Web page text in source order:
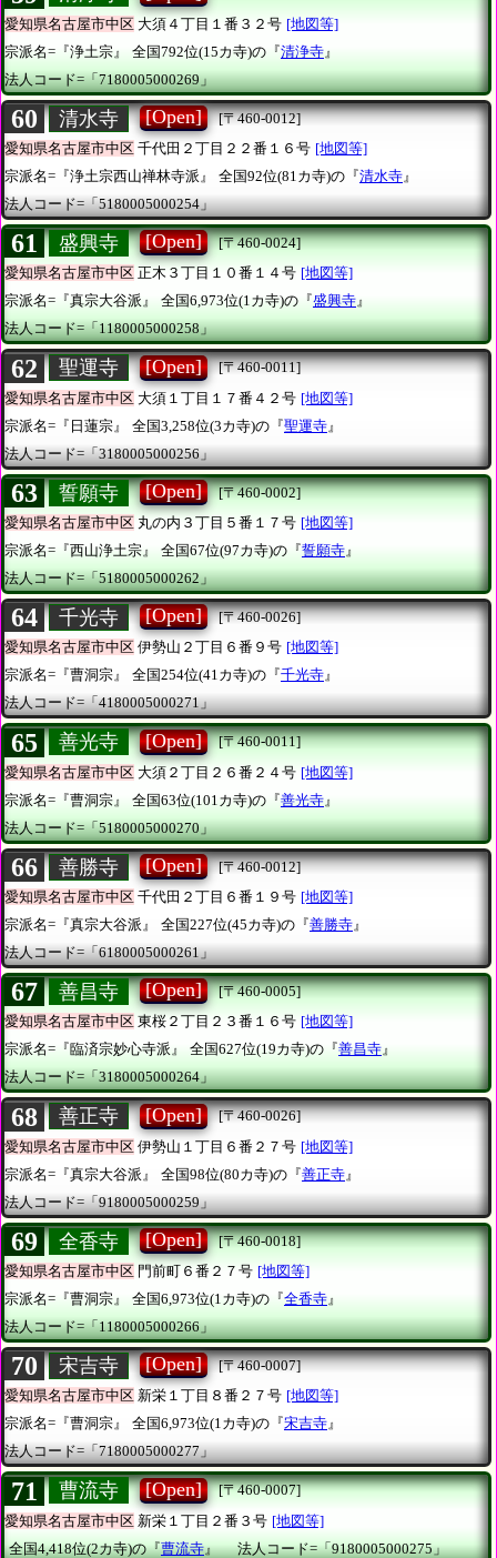
愛知県名古屋市中区 大須４丁目１番３２号 [地図等]
宗派名=『浄土宗』
全国792位(15カ寺)の『清浄寺 』
法人コード=「7180005000269」
60 清水寺 [Open]
[〒460-0012]
愛知県名古屋市中区 千代田２丁目２２番１６号 [地図等]
宗派名=『浄土宗西山禅林寺派』
全国92位(81カ寺)の『清水寺』
法人コード=「5180005000254」
61 盛興寺 [Open]
[〒460-0024]
愛知県名古屋市中区 正木３丁目１０番１４号 [地図等]
宗派名=『真宗大谷派』
全国6,973位(1カ寺)の『盛興寺』
法人コード=「1180005000258」
62 聖運寺 [Open]
[〒460-0011]
愛知県名古屋市中区 大須１丁目１７番４２号 [地図等]
宗派名=『日蓮宗』
全国3,258位(3カ寺)の『聖運寺 』
法人コード=「3180005000256」
63 誓願寺 [Open]
[〒460-0002]
愛知県名古屋市中区 丸の内３丁目５番１７号 [地図等]
宗派名=『西山浄土宗』
全国67位(97カ寺)の『誓願寺』
法人コード=「5180005000262」
64 千光寺 [Open]
[〒460-0026]
愛知県名古屋市中区 伊勢山２丁目６番９号 [地図等]
宗派名=『曹洞宗』
全国254位(41カ寺)の『千光寺』
法人コード=「4180005000271」
65 善光寺 [Open]
[〒460-0011]
愛知県名古屋市中区 大須２丁目２６番２４号 [地図等]
宗派名=『曹洞宗』
全国63位(101カ寺)の『善光寺 』
法人コード=「5180005000270」
66 善勝寺 [Open]
[〒460-0012]
愛知県名古屋市中区 千代田２丁目６番１９号 [地図等]
宗派名=『真宗大谷派』
全国227位(45カ寺)の『善勝寺』
法人コード=「6180005000261」
67 善昌寺 [Open]
[〒460-0005]
愛知県名古屋市中区 東桜２丁目２３番１６号 [地図等]
宗派名=『臨済宗妙心寺派』
全国627位(19カ寺)の『善昌寺』
法人コード=「3180005000264」
68 善正寺 [Open]
[〒460-0026]
愛知県名古屋市中区 伊勢山１丁目６番２７号 [地図等]
宗派名=『真宗大谷派』
全国98位(80カ寺)の『善正寺 』
法人コード=「9180005000259」
69 全香寺 [Open]
[〒460-0018]
愛知県名古屋市中区 門前町６番２７号 [地図等]
宗派名=『曹洞宗』
全国6,973位(1カ寺)の『全香寺』
法人コード=「1180005000266」
70 宋吉寺 [Open]
[〒460-0007]
愛知県名古屋市中区 新栄１丁目８番２７号 [地図等]
宗派名=『曹洞宗』
全国6,973位(1カ寺)の『宋吉寺』
法人コード=「7180005000277」
71 曹流寺 [Open]
[〒460-0007]
愛知県名古屋市中区 新栄１丁目２番３号 [地図等]
全国4,418位(2カ寺)の『曹流寺』 法人コード=「9180005000275」